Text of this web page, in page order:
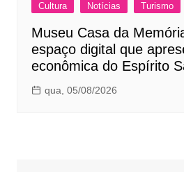
Cultura Notícias Turismo
Museu Casa da
espaço digital que
econômica do Espírito
qua, 05/08/2026